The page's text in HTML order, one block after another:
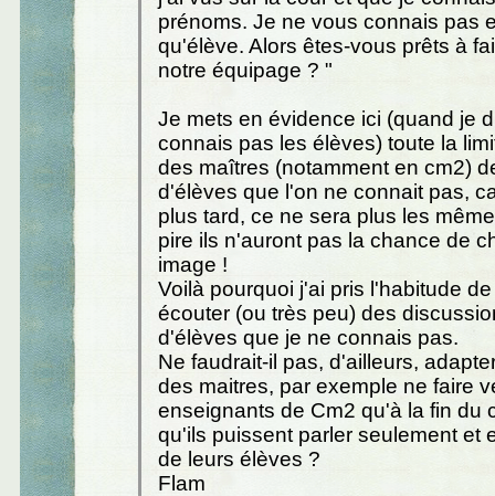
prénoms. Je ne vous connais pas
qu'élève. Alors êtes-vous prêts à
notre équipage ? "
Je mets en évidence ici (quand je
connais pas les élèves) toute la
des maîtres (notamment en cm2)
d'élèves que l'on ne connait pas,
plus tard, ce ne sera plus les
pire ils n'auront pas la chance de
image !
Voilà pourquoi j'ai pris l'habitude
écouter (ou très peu) des
d'élèves que je ne connais pas.
Ne faudrait-il pas, d'ailleurs,
des maitres, par exemple ne faire
enseignants de Cm2 qu'à la fin du
qu'ils puissent parler seulement et
de leurs élèves ?
Flam